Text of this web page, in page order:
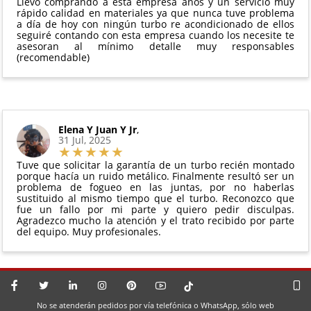
perfectas condiciones
rápido calidad en materiales ya que nunca tuve problema
a día de hoy con ningún turbo re acondicionado de ellos
seguiré contando con esta empresa cuando los necesite te
asesoran al mínimo detalle muy responsables
(recomendable)
Elena Y Juan Y Jr,
31 Jul, 2025
Tuve que solicitar la garantía de un turbo recién montado
porque hacía un ruido metálico. Finalmente resultó ser un
problema de fogueo en las juntas, por no haberlas
sustituido al mismo tiempo que el turbo. Reconozco que
fue un fallo por mi parte y quiero pedir disculpas.
Agradezco mucho la atención y el trato recibido por parte
del equipo. Muy profesionales.
No se atenderán pedidos por vía telefónica o WhatsApp, sólo web